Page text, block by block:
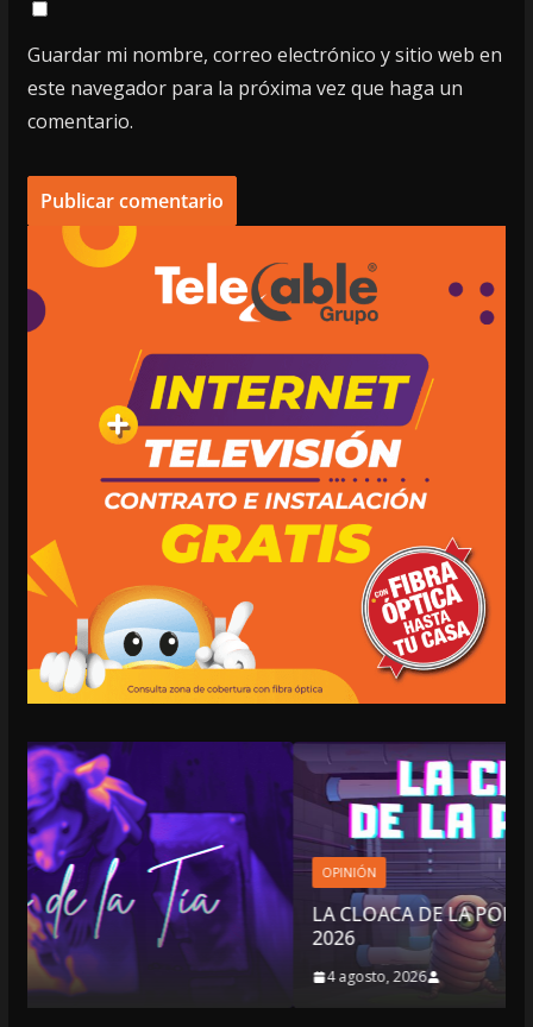
Guardar mi nombre, correo electrónico y sitio web en
este navegador para la próxima vez que haga un
comentario.
OPINIÓN
LA CLOACA DE LA POLÍTICA | 4 DE AGOSTO DE
2026